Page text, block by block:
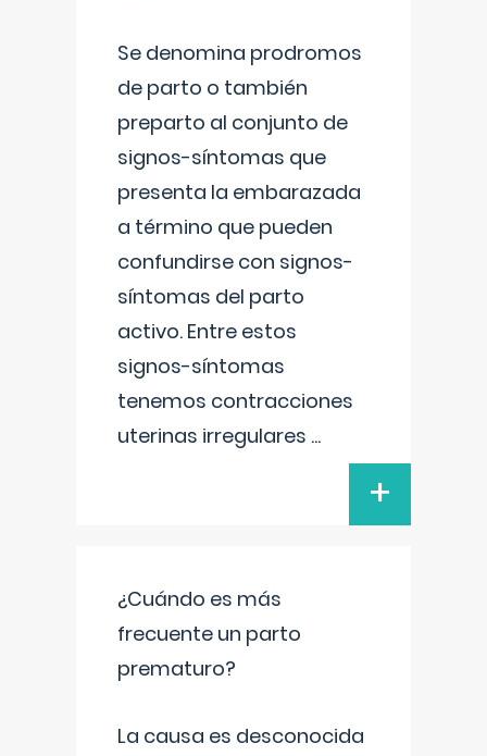
Se denomina prodromos
de parto o también
preparto al conjunto de
signos-síntomas que
presenta la embarazada
a término que pueden
confundirse con signos-
síntomas del parto
activo. Entre estos
signos-síntomas
tenemos contracciones
uterinas irregulares ...
+
¿Cuándo es más
frecuente un parto
prematuro?
La causa es desconocida